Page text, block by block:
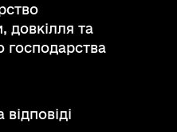
довкілля та
господарства